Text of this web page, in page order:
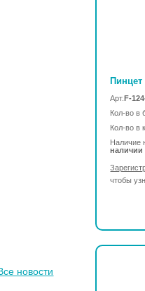
новости
Арт.F-
Кол-во в
Кол-во в
Наличие
наличии
чтобы